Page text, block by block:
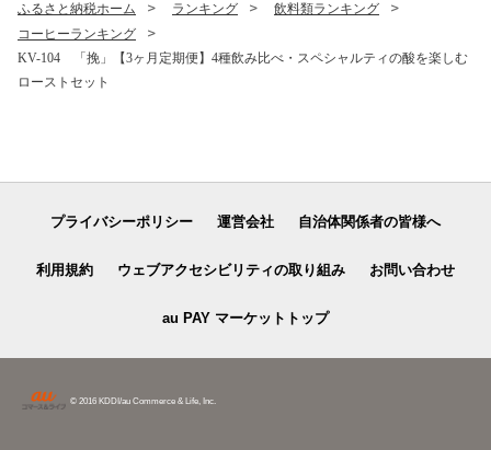
ふるさと納税ホーム ランキング
飲料類ランキング
コーヒーランキング
KV-104 「挽」【3ヶ月定期便】4種飲み比べ・スペシャルティの酸を楽しむ
ローストセット
プライバシーポリシー 運営会社 自治体関係者の皆様へ
利用規約 ウェブアクセシビリティの取り組み お問い合わせ
au PAY マーケットトップ
© 2016 KDDI/au Commerce & Life, Inc.